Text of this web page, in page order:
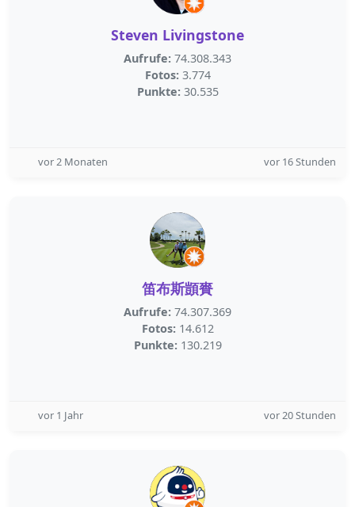
Steven Livingstone
Aufrufe: 74.308.343
Fotos: 3.774
Punkte: 30.535
vor 2 Monaten vor 16 Stunden
笛布斯顗賚
Aufrufe: 74.307.369
Fotos: 14.612
Punkte: 130.219
vor 1 Jahr vor 20 Stunden